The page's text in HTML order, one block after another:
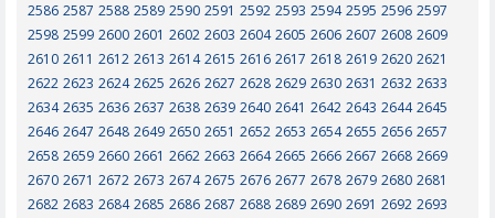
2586 2587 2588 2589 2590 2591 2592 2593 2594 2595 2596 2597
2598 2599 2600 2601 2602 2603 2604 2605 2606 2607 2608 2609
2610 2611 2612 2613 2614 2615 2616 2617 2618 2619 2620 2621
2622 2623 2624 2625 2626 2627 2628 2629 2630 2631 2632 2633
2634 2635 2636 2637 2638 2639 2640 2641 2642 2643 2644 2645
2646 2647 2648 2649 2650 2651 2652 2653 2654 2655 2656 2657
2658 2659 2660 2661 2662 2663 2664 2665 2666 2667 2668 2669
2670 2671 2672 2673 2674 2675 2676 2677 2678 2679 2680 2681
2682 2683 2684 2685 2686 2687 2688 2689 2690 2691 2692 2693